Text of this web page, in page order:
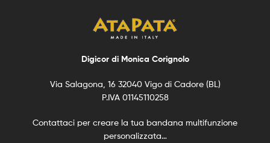
Digicor di Monica Corignolo
Via Salagona, 16 32040 Vigo di Cadore (BL)
P.IVA 01145110258
Contattaci per creare la tua bandana multifunzione
personalizzata…